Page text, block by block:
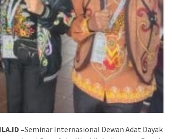
–Seminar Internasional Dewan Adat Dayak